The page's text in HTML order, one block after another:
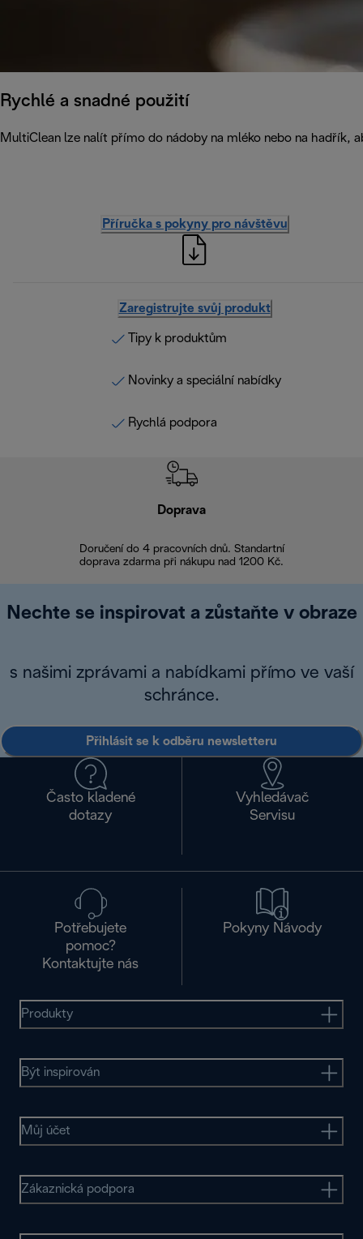
Rychlé a snadné použití
MultiClean lze nalít přímo do nádoby na mléko nebo na hadřík,
Příručka s pokyny pro návštěvu
Zaregistrujte svůj produkt
Tipy k produktům
Novinky a speciální nabídky
Rychlá podpora
Doprava
Doručení do 4 pracovních dnů. Standartní
doprava zdarma při nákupu nad 1200 Kč.
Nechte se inspirovat a zůstaňte v obraze
s našimi zprávami a nabídkami přímo ve vaší
schránce.
Přihlásit se k odběru newsletteru
Často kladené
dotazy
Vyhledávač
Servisu
Potřebujete
pomoc?
Kontaktujte nás
Pokyny Návody
Produkty
Být inspirován
Můj účet
Zákaznická podpora